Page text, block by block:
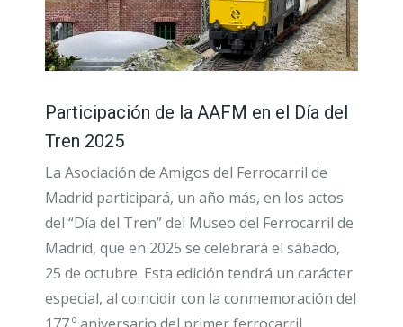
Participación de la AAFM en el Día del
Tren 2025
La Asociación de Amigos del Ferrocarril de
Madrid participará, un año más, en los actos
del “Día del Tren” del Museo del Ferrocarril de
Madrid, que en 2025 se celebrará el sábado,
25 de octubre. Esta edición tendrá un carácter
especial, al coincidir con la conmemoración del